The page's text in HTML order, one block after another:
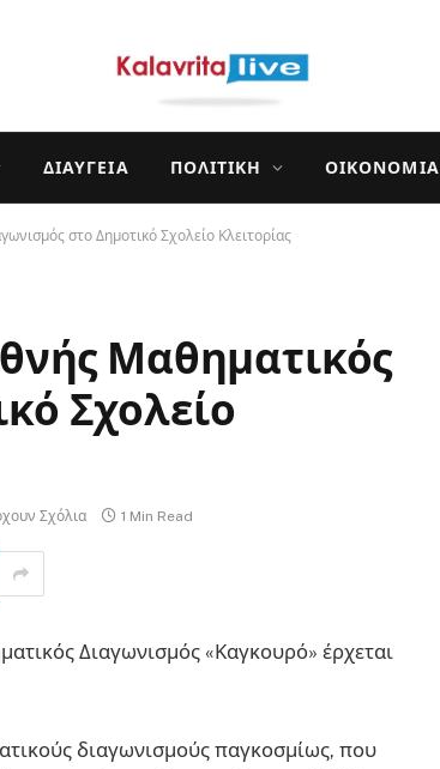
ΔΙΑΎΓΕΙΑ ΠΟΛΙΤΙΚΉ ΟΙΚΟΝΟΜΊΑ
στο Δημοτικό Σχολείο Κλειτορίας
Μαθηματικός
Σχολείο
Σχόλια 1 Min Read
Διαγωνισμός «Καγκουρό» έρχεται
διαγωνισμούς παγκοσμίως, που